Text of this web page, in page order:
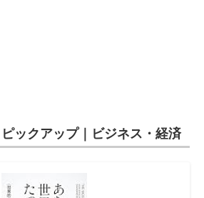
ックアップ｜ビジネス・経済